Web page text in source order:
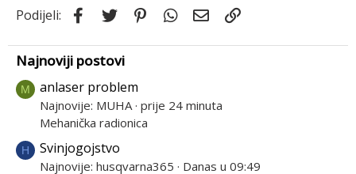
Podijeli: Facebook
Twitter PinterestWhatsApp
Email
Najnoviji postovi
M anlaser problem
Najnovije: MUHA prije 24 minuta
Mehanička radionica
H Svinjogojstvo
Najnovije: husqvarna365
Danas u 09:49